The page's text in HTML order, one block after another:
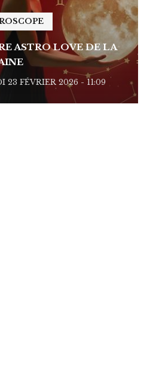
ASTRO LOVE DE LA
23 FÉVRIER 2026 - 11:09